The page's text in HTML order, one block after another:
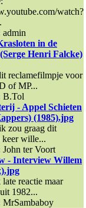
watch?
admin
in de
Henri Falcke)
reclamefilmpje voor
of MP...
B.Tol
- Appel Schieten
(1985).jpg
zou graag dit
keer wille...
John ter Voort
- Interview Willem
reactie maar
1982...
MrSambaboy